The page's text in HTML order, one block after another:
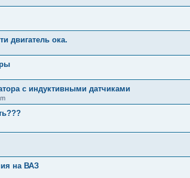
двигатель ока.
с индуктивными датчиками
на ВАЗ